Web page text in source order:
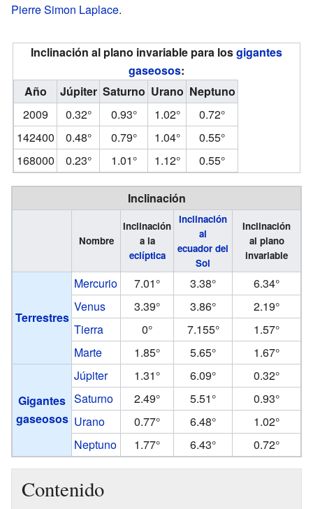
Pierre Simon Laplace.
Inclinación al plano invariable para losgigantes
gaseosos:
Año
Júpiter Saturno Urano Neptuno
2009
0.32° 0.93° 1.02°
0.72°
142400
0.48° 0.79° 1.04°
0.55°
168000
0.23° 1.01° 1.12° 0.55°
Inclinación
Nombre
Inclinación
a la
eclíptica
Inclinación
al
ecuador del
Sol
Inclinación
al plano
invariable
Terrestres
Mercurio 7.01° 3.38°
6.34°
Venus
3.39° 3.86°
2.19°
Tierra
0° 7.155°
1.57°
Marte
1.85° 5.65° 1.67°
Gigantes
gaseosos
Júpiter 1.31° 6.09°
0.32°
Saturno
2.49° 5.51°
0.93°
Urano
0.77° 6.48°
1.02°
Neptuno
1.77° 6.43° 0.72°
Contenido